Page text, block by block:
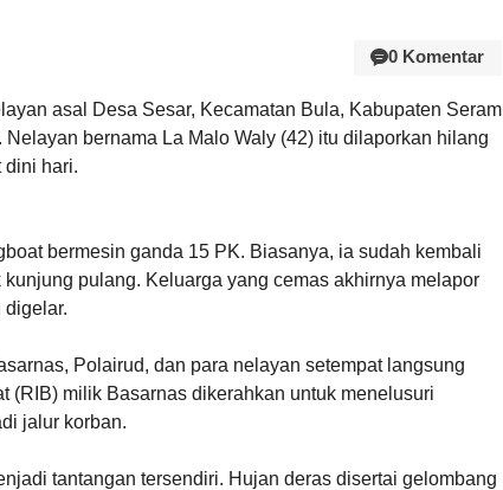
0 Komentar
asal Desa Sesar, Kecamatan Bula, Kabupaten Seram
bernama La Malo Waly (42) itu dilaporkan hilang
dini hari.
bermesin ganda 15 PK. Biasanya, ia sudah kembali
pulang. Keluarga yang cemas akhirnya melapor
digelar.
Polairud, dan para nelayan setempat langsung
(RIB) milik Basarnas dikerahkan untuk menelusuri
jalur korban.
tantangan tersendiri. Hujan deras disertai gelombang